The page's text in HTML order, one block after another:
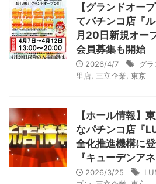
【グランドオー
てパチンコ店『
月20日新規オー
会員募集も開始
2026/4/7 グ
里店 三立企業 東京
【ホール情報】
なパチンコ店『
全化推進機構に
『キューデンア
2026/3/25